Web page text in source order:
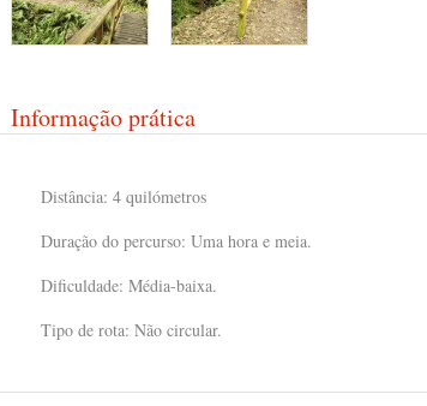
Informação prática
Distância: 4 quilómetros
Duração do percurso: Uma hora e meia.
Dificuldade: Média-baixa.
Tipo de rota: Não circular.